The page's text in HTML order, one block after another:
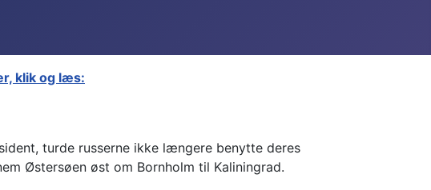
klik og læs:
turde russerne ikke længere benytte deres
Østersøen øst om Bornholm til Kaliningrad.